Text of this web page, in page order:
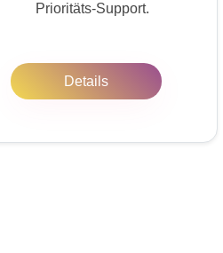
Prioritäts-Support.
Details